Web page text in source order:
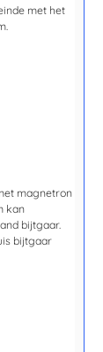
met het
magnetron
kan
bijtgaar.
bijtgaar